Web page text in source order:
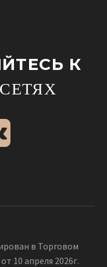
К
в Торговом
10 апреля 2026г.